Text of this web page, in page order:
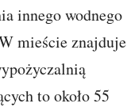
innego wodnego
mieście znajduje
to około 55